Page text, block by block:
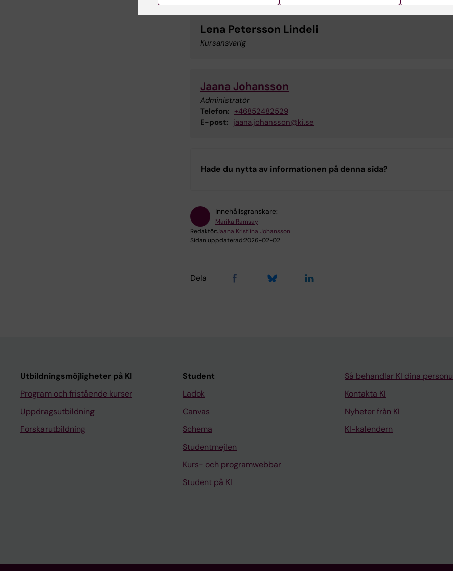
Lena Petersson Lindeli
Kursansvarig
Jaana Johansson
Administratör
Telefon: +46852482529
E-post: jaana.johansson@ki.se
Hade du nytta av informationen på denna sida?
Innehållsgranskare:
Marika Ramsay
Redaktör:Jaana Kristiina Johansson
Sidan uppdaterad:2026-02-02
Dela
Utbildningsmöjligheter på KI
Program och fristående kurser
Uppdragsutbildning
Forskarutbildning
Student
Ladok
Canvas
Schema
Studentmejlen
Kurs- och programwebbar
Student på KI
Så behandlar KI dina
Kontakta KI
Nyheter från KI
KI-kalendern